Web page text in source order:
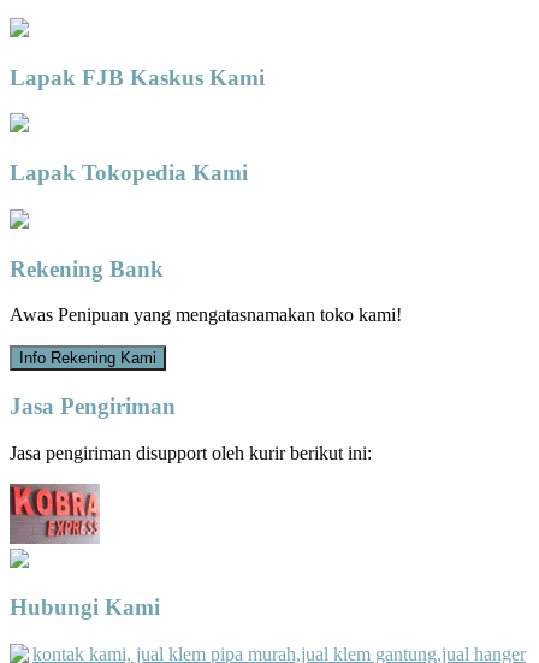
Lapak FJB Kaskus Kami
Lapak Tokopedia Kami
Rekening Bank
Awas Penipuan yang mengatasnamakan toko kami!
Info Rekening Kami
Jasa Pengiriman
Jasa pengiriman disupport oleh kurir berikut ini:
Hubungi Kami